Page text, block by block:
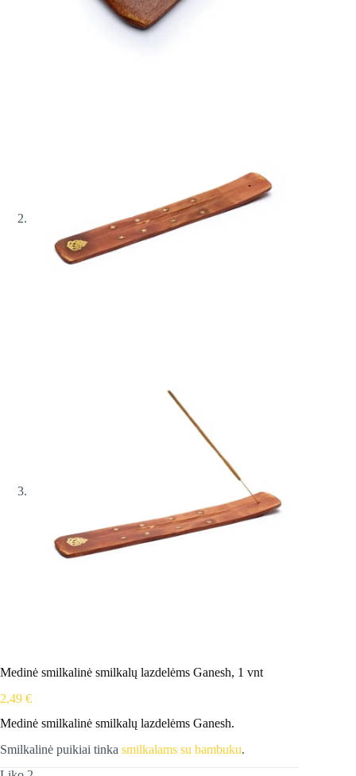
Medinė smilkalinė smilkalų lazdelėms Ganesh, 1 vnt
2,49 €
Medinė smilkalinė smilkalų lazdelėms Ganesh.
Smilkalinė puikiai tinka smilkalams su bambuku.